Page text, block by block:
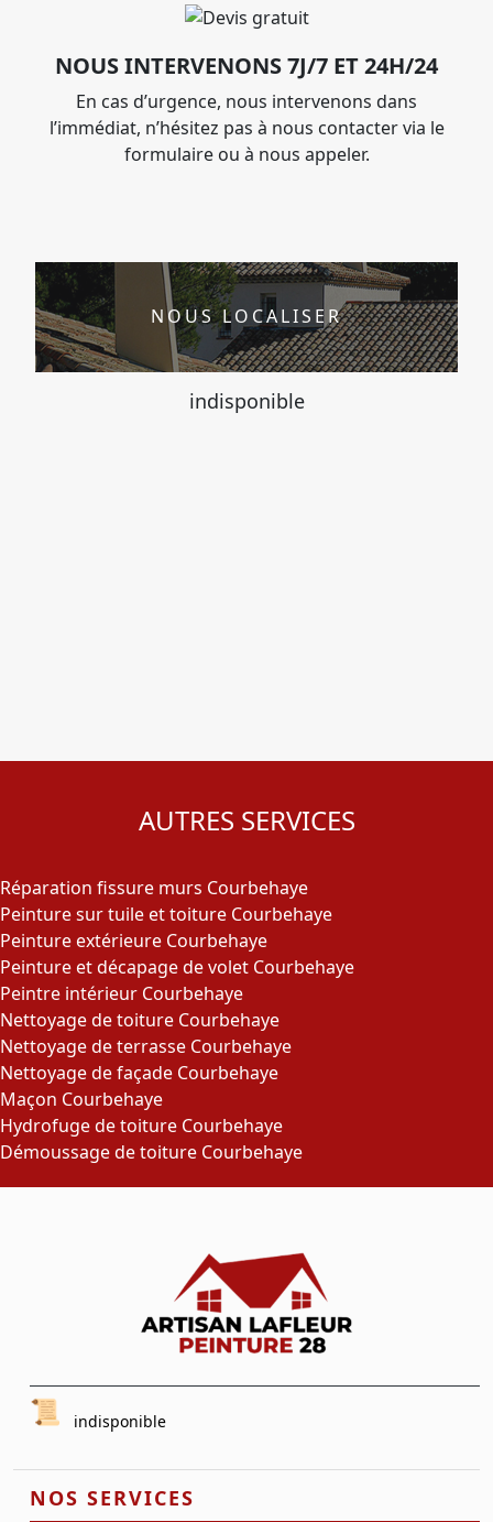
NOUS INTERVENONS 7J/7 ET 24H/24
En cas d’urgence, nous intervenons dans
l’immédiat, n’hésitez pas à nous contacter via le
formulaire ou à nous appeler.
NOUS LOCALISER
indisponible
AUTRES SERVICES
Réparation fissure murs Courbehaye
Peinture sur tuile et toiture Courbehaye
Peinture extérieure Courbehaye
Peinture et décapage de volet Courbehaye
Peintre intérieur Courbehaye
Nettoyage de toiture Courbehaye
Nettoyage de terrasse Courbehaye
Nettoyage de façade Courbehaye
Maçon Courbehaye
Hydrofuge de toiture Courbehaye
Démoussage de toiture Courbehaye
indisponible
NOS SERVICES